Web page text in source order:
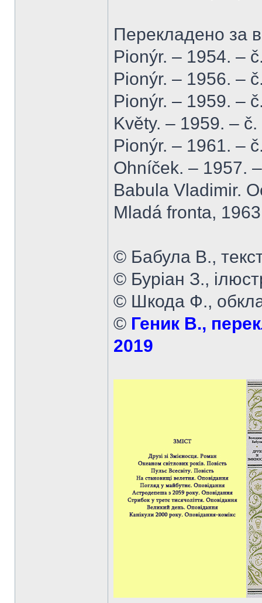
Перекладено за
Pionýr. – 1954. –
Pionýr. – 1956. –
Pionýr. – 1959. –
Květy. – 1959. – č.
Pionýr. – 1961. –
Ohníček. – 1957.
Babula Vladimir.
Mladá fronta, 1963
© Бабула В.,
© Буріан З.,
© Шкода Ф.,
© Геник В.,
2019